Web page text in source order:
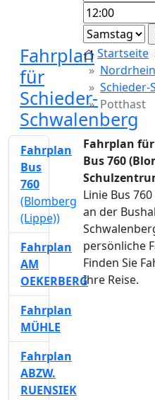
Fahrplan
für
Schieder-
Schwalenberg
Startseite
Schieder-
Potthast
Fahrplan
Bus 760
Linie Bus
an der
persönliche
Finden Sie
Ihre Reise.
Fahrplan
Bus
760
(Blomberg
(Lippe))
Fahrplan
AM
OEKERBERG
Fahrplan
MÜHLE
Fahrplan
ABZW.
RUENSIEK